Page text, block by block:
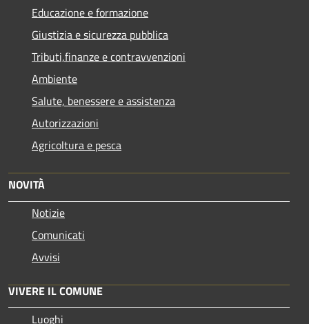
Educazione e formazione
Giustizia e sicurezza pubblica
Tributi,finanze e contravvenzioni
Ambiente
Salute, benessere e assistenza
Autorizzazioni
Agricoltura e pesca
NOVITÀ
Notizie
Comunicati
Avvisi
VIVERE IL COMUNE
Luoghi